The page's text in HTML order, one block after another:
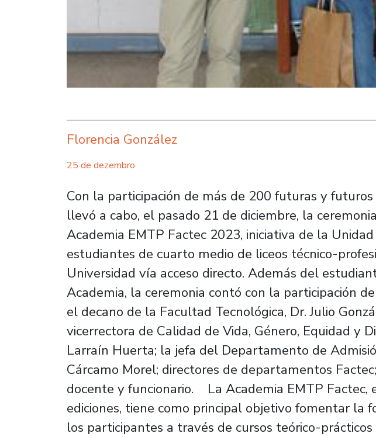
Florencia González
25 de dezembro
Con la participación de más de 200 futuras y
llevó a cabo, el pasado 21 de diciembre, la
Academia EMTP Factec 2023, iniciativa de la
estudiantes de cuarto medio de liceos técnico-
Universidad vía acceso directo. Además del
Academia, la ceremonia contó con la participación
el decano de la Facultad Tecnológica, Dr. Julio
vicerrectora de Calidad de Vida, Género, Equidad y
Larraín Huerta; la jefa del Departamento de
Cárcamo Morel; directores de departamentos
docente y funcionario. La Academia EMTP Factec,
ediciones, tiene como principal objetivo fomentar la
los participantes a través de cursos teórico-